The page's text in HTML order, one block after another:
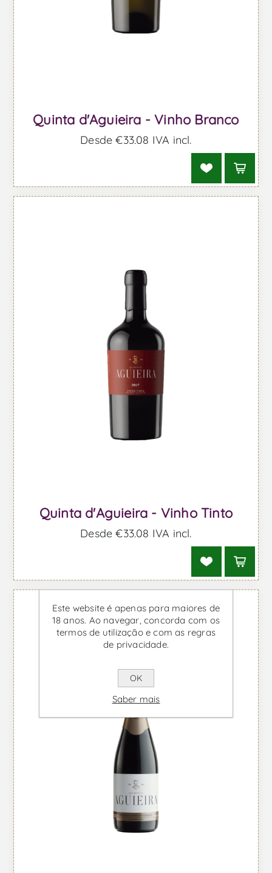
Quinta d'Aguieira - Vinho Branco
Desde €33,08 IVA incl.
Quinta d'Aguieira - Vinho Tinto
Desde €33,08 IVA incl.
Este website é apenas para maiores de
18 anos. Ao navegar, concorda com os
termos de utilização e com as regras
de privacidade.
OK
Saber mais